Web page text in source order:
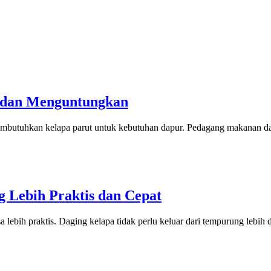
Menguntungkan
kelapa parut untuk kebutuhan dapur. Pedagang makanan
Lebih Praktis dan Cepat
lebih praktis. Daging kelapa tidak perlu keluar dari tempurung lebih